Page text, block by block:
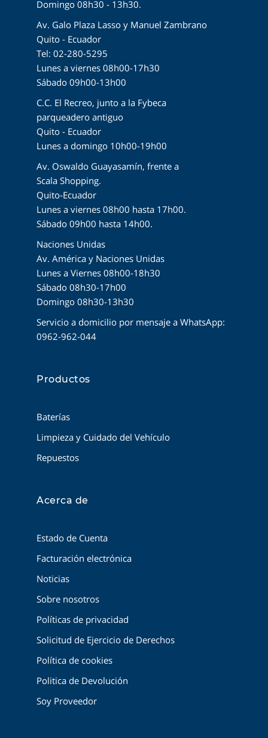
Domingo 08h30 - 13h30.
Av. Galo Plaza Lasso y Manuel Zambrano
Quito - Ecuador
Tel: 02-280-5295
Lunes a viernes 08h00-17h30
Sábado 09h00-13h00
C.C. El Recreo, junto a la Fybeca
parqueadero antiguo
Quito - Ecuador
Lunes a domingo 10h00-19h00
Av. Oswaldo Guayasamín, frente a
Scala Shopping.
Quito-Ecuador
Lunes a viernes 08h00 hasta 17h00.
Sábado 09h00 hasta 14h00.
Naciones Unidas
Av. América y Naciones Unidas
Lunes a Viernes 08h00-18h30
Sábado 08h30-17h00
Domingo 08h30-13h30
Servicio a domicilio por mensaje a WhatsApp:
0962-962-044
Productos
Baterías
Limpieza y Cuidado del Vehículo
Repuestos
Acerca de
Estado de Cuenta
Facturación electrónica
Noticias
Sobre nosotros
Políticas de privacidad
Solicitud de Ejercicio de Derechos
Política de cookies
Politica de Devolución
Soy Proveedor